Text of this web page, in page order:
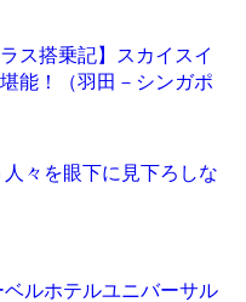
ス搭乗記】スカイスイ
能！（羽田－シンガポ
々を眼下に見下ろしな
ルホテルユニバーサル